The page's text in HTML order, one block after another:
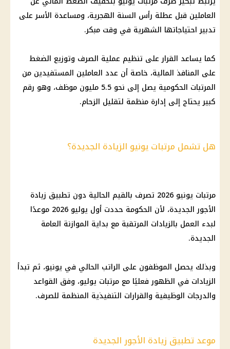
العاملين قبل عطلة رأس السنة الهجرية، ومساعدة الأسر على
تدبير احتياجاتها الشهرية في وقت مبكر.
كما يساعد القرار على تنظيم عملية الصرف وتوزيع الضغط
على المنافذ المالية، خاصة أن عدد العاملين المستفيدين من
المرتبات الحكومية يصل إلى نحو 5.5 مليون موظف، وهو رقم
كبير يحتاج إلى إدارة منظمة لتقليل الزحام.
هل تشمل مرتبات يونيو الزيادة الجديدة؟
مرتبات يونيو 2026 تصرف بالقيم الحالية دون تطبيق زيادة
الأجور
الجديدة، لأن الحكومة حددت أول يوليو 2026 موعدًا
لبدء العمل بالزيادات المرتقبة مع بداية الموازنة العامة
الجديدة.
وبذلك يحصل الموظفون على الراتب الحالي في يونيو، ثم تبدأ
الزيادات في الظهور فعليًا معمرتبات يوليو، وفق القواعد
والدرجات الوظيفية والقرارات التنفيذية المنظمة للصرف.
موعد تطبيق زيادة الأجور الجديدة